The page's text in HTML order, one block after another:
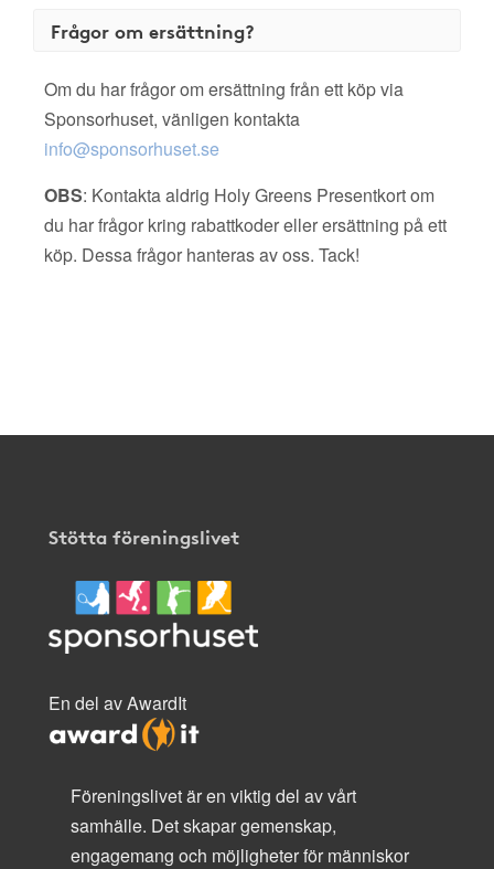
Frågor om ersättning?
Om du har frågor om ersättning från ett köp via
Sponsorhuset, vänligen kontakta
info@sponsorhuset.se
OBS: Kontakta aldrig Holy Greens Presentkort om
du har frågor kring rabattkoder eller ersättning på ett
köp. Dessa frågor hanteras av oss. Tack!
Stötta föreningslivet
En del av AwardIt
Föreningslivet är en viktig del av vårt
samhälle. Det skapar gemenskap,
engagemang och möjligheter för människor